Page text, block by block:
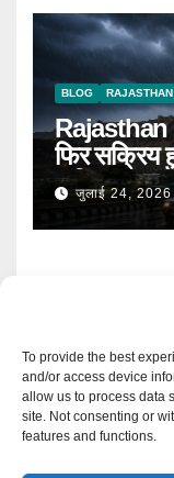
To provide the best
and/or access device
allow us to process data
site. Not consenting or
features and functions.
BLOG
Rajasthan
फिर सक्रिय
बारिश का
जुलाई 24,